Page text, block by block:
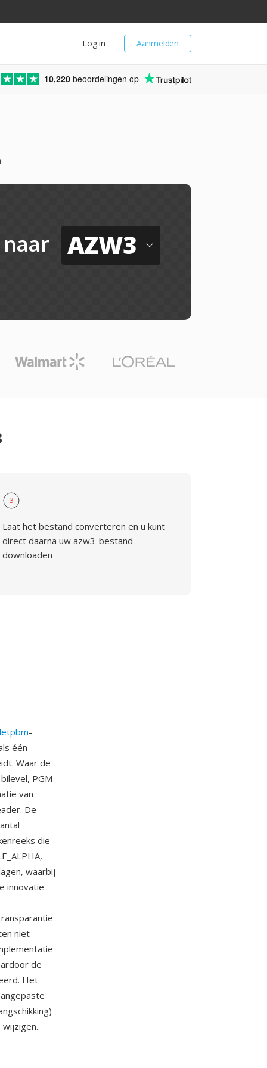
Aanmelden
Log in
10,220 beoordelingen op
naar AZW3
3
Laat het bestand converteren en u kunt
direct daarna uw azw3-bestand
downloaden
-
één
Waar de
PGM
van
De
die
waarbij
innovatie
niet
de
Het